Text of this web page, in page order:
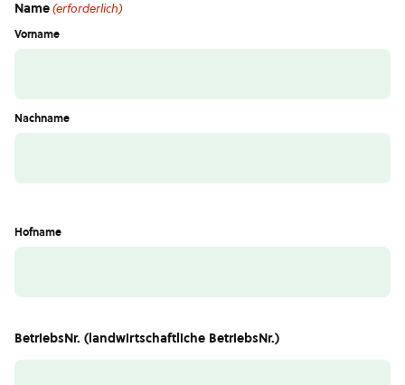
Name(erforderlich)
Vorname
Nachname
Hofname
BetriebsNr. (landwirtschaftliche BetriebsNr.)